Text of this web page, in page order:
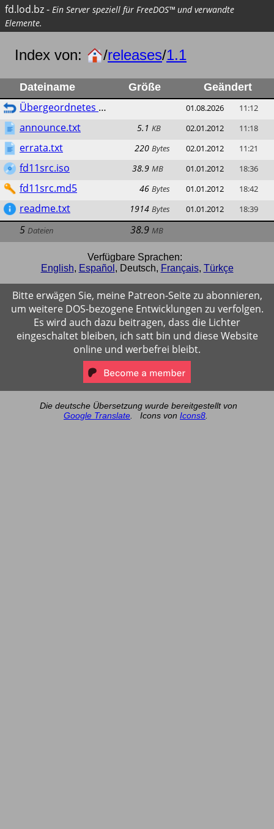
fd.lod.bz- Ein Server speziell für FreeDOS™ und verwandte
Elemente.
Index von: /releases/1.1
Dateiname Größe Geändert
Übergeordnetes Verzeichnis 01.08.2026 11:12
announce.txt 5.1 KB 02.01.2012 11:18
errata.txt 220 Bytes 02.01.2012 11:21
fd11src.iso 38.9 MB 01.01.2012 18:36
fd11src.md5 46 Bytes 01.01.2012 18:42
readme.txt 1914 Bytes 01.01.2012 18:39
5 Dateien 38.9 MB
Verfügbare Sprachen:
English, Español , Deutsch, Français, Türkçe
Bitte erwägen Sie, meine Patreon-Seite zu abonnieren,
um weitere DOS-bezogene Entwicklungen zu verfolgen.
Es wird auch dazu beitragen, dass die Lichter
eingeschaltet bleiben, ich satt bin und diese Website
online und werbefrei bleibt.
Die deutsche Übersetzung wurde bereitgestellt von
Google Translate
Icons von Icons8